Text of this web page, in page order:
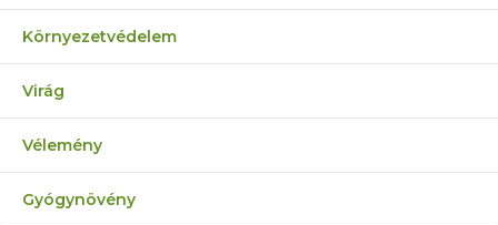
Környezetvédelem
Virág
Vélemény
Gyógynövény